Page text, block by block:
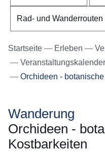
Rad- und Wanderrouten
Startseite Erleben
Veranstaltungskalender
Orchideen -
Wanderung
Orchideen -
Kostbarkeiten